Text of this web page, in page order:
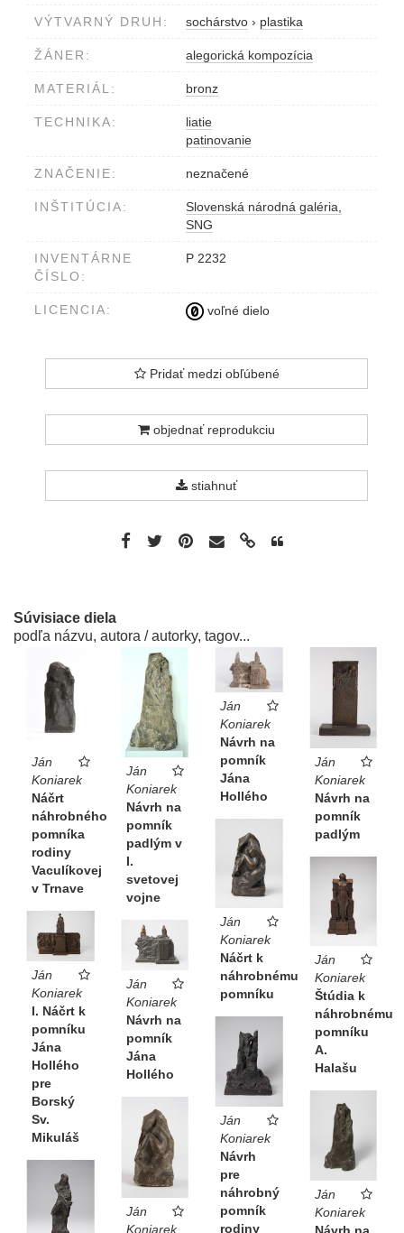
VÝTVARNÝ DRUH: sochárstvo › plastika
ŽÁNER: alegorická kompozícia
MATERIÁL: bronz
TECHNIKA:
liatie
patinovanie
ZNAČENIE: neznačené
INŠTITÚCIA:
Slovenská národná galéria,
SNG
INVENTÁRNE
ČÍSLO:
P 2232
LICENCIA: voľné dielo
Pridať medzi obľúbené
objednať reprodukciu
stiahnuť
Súvisiace diela
podľa názvu, autora / autorky, tagov...
Ján
Koniarek
Náčrt
náhrobného
pomníka
rodiny
Vaculíkovej
v Trnave
Ján
Koniarek
Návrh na
pomník
padlým v
I.
svetovej
vojne
Ján
Koniarek
Návrh na
pomník
Jána
Hollého
Ján
Koniarek
Návrh na
pomník
padlým
Ján
Koniarek
Náčrt k
náhrobnému
pomníku
Ján
Koniarek
Štúdia k
náhrobnému
pomníku
A.
Halašu
Ján
Koniarek
I. Náčrt k
pomníku
Jána
Hollého
pre
Borský
Sv.
Mikuláš
Ján
Koniarek
Návrh na
pomník
Jána
Hollého
Ján
Koniarek
Návrh
pre
náhrobný
pomník
rodiny
Ján
Koniarek
Ján
Koniarek